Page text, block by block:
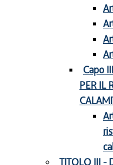
Capo
PER IL
TITOLO III -